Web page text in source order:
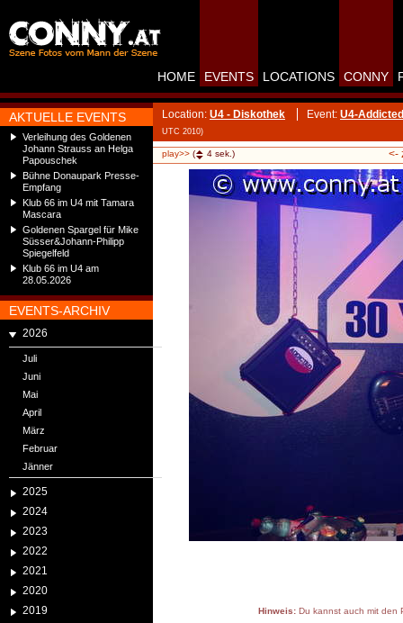
AKTUELLE EVENTS
Verleihung des Goldenen
Johann Strauss an Helga
Papouschek
Bühne Donaupark Presse-
Empfang
Klub 66 im U4 mit Tamara
Mascara
Goldenen Spargel für Mike
Süsser&Johann-Philipp
Spiegelfeld
Klub 66 im U4 am
28.05.2026
EVENTS-ARCHIV
2026
Juli
Juni
Mai
April
März
Februar
Jänner
2025
2024
2023
2022
2021
2020
2019
HOME EVENTS LOCATIONS CONNY
Location: U4 - Diskothek Event: U4-
UTC 2010)
play>> ( 4 sek.) <-
Hinweis:Du kannst auch mit den